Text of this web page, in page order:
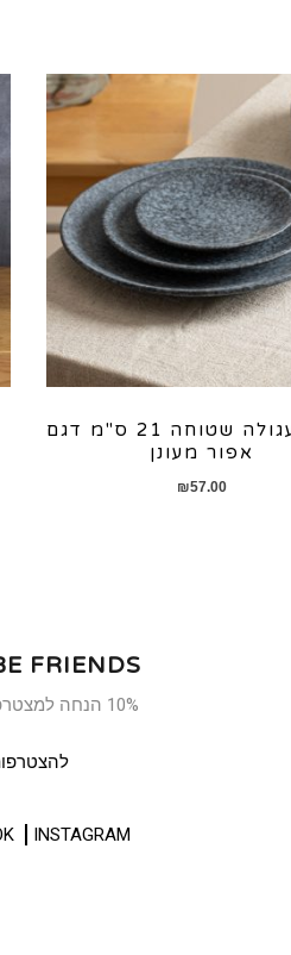
צלחת עגולה שטוחה 21 ס"מ דגם
אפור מעונן
₪57.00
FRIENDS
10% הנחה למצטרפים חדשים
INSTAGRAM